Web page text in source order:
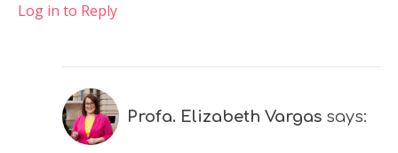
Log in to Reply
Profa. Elizabeth Vargas says: